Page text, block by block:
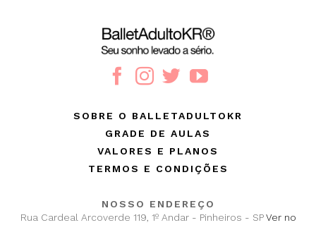
NOSSO ENDEREÇO
Rua Cardeal Arcoverde 119, 1º Andar - Pinheiros - SPVer no
SOBRE O BALLETADULTOKR
GRADE DE AULAS
VALORES E PLANOS
TERMOS E CONDIÇÕES